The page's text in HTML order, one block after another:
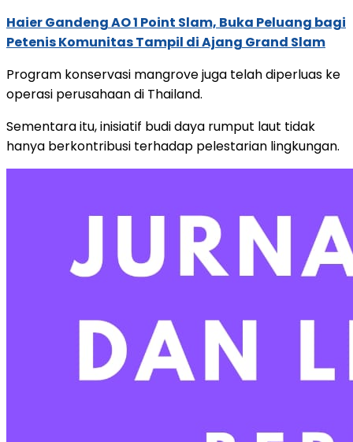
Haier Gandeng AO 1 Point Slam, Buka Peluang bagi
Petenis Komunitas Tampil di Ajang Grand Slam
Program konservasi mangrove juga telah diperluas ke
operasi perusahaan di Thailand.
Sementara itu, inisiatif budi daya rumput laut tidak
hanya berkontribusi terhadap pelestarian lingkungan.